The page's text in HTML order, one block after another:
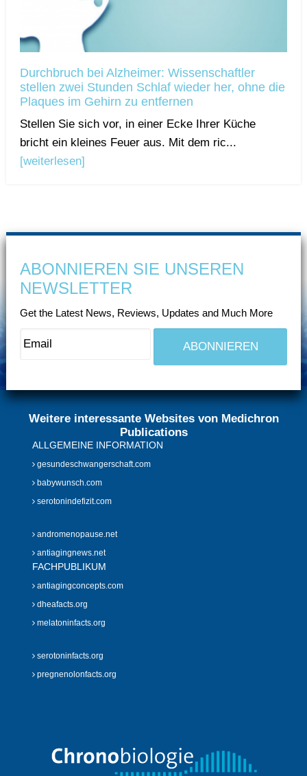
Durchbruch bei Alzheimer: Wissenschaftler
stellen zwei Stunden Schlaf wieder her, ohne die
Plaques im Gehirn zu entfernen
Stellen Sie sich vor, in einer Ecke Ihrer Küche
bricht ein kleines Feuer aus. Mit dem ric...
[weiterlesen]
ABONNIEREN SIE UNSEREN
NEWSLETTER
Get the Latest News, Reviews, Updates and Much More
Weitere interessante Websites von Medichron
Publications
ALLGEMEINE INFORMATION
gesundeschwangerschaft.com
babywunsch.com
serotonindefizit.com
andromenopause.net
antiagingnews.net
FACHPUBLIKUM
antiagingconcepts.com
dheafacts.org
melatoninfacts.org
serotoninfacts.org
pregnenolonfacts.org